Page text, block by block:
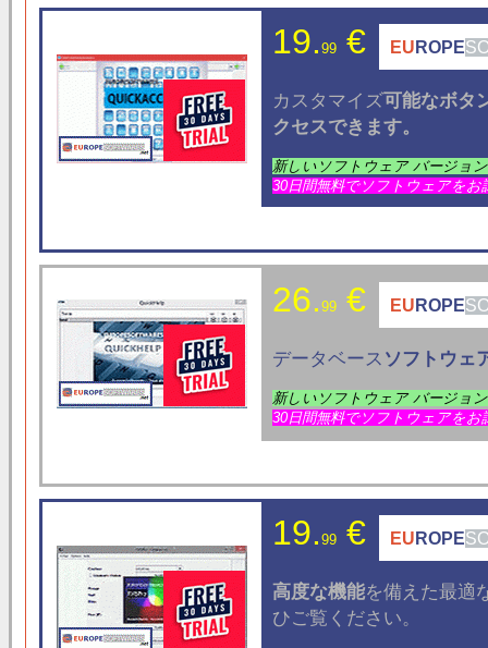
19. 99€ EU ROPE
カスタマイズ可能なボタ
クセスできます。
新しいソフトウェア バージョ
30日間無料でソフトウェアをお
26. 99€ EU ROPE
データベース ソフトウェ
新しいソフトウェア バージョ
30日間無料でソフトウェアをお
19. 99€ EU ROPE
高度な機能を備えた最適
ひご覧ください。